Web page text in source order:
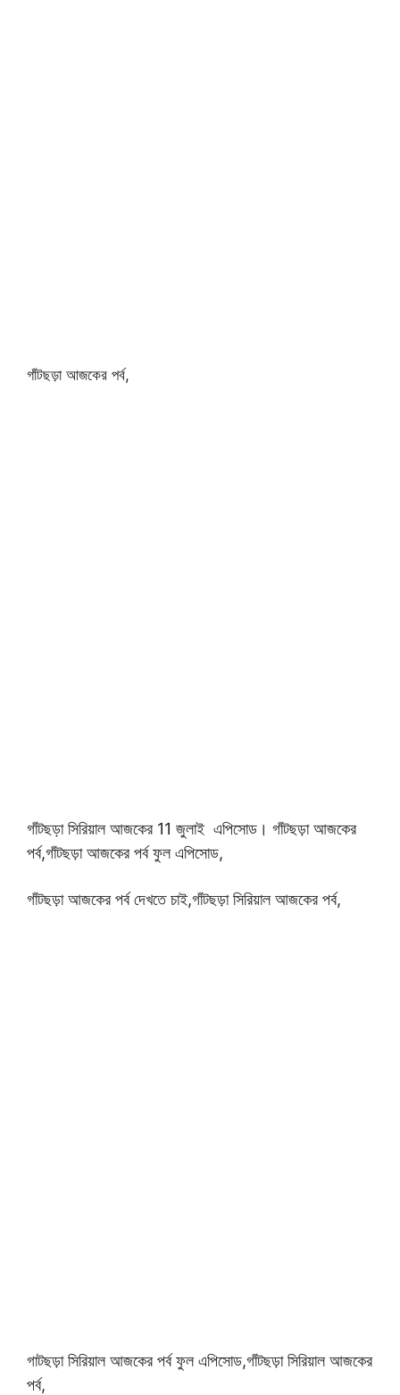
গাঁটছড়া আজকের পর্ব,
গাঁটছড়া সিরিয়াল আজকের 11 জুলাই এপিসোড। গাঁটছড়া আজকের
পর্ব,গাঁটছড়া আজকের পর্ব ফুল এপিসোড,
গাঁটছড়া আজকের পর্ব দেখতে চাই,গাঁটছড়া সিরিয়াল আজকের পর্ব,
গাটছড়া সিরিয়াল আজকের পর্ব ফুল এপিসোড,গাঁটছড়া সিরিয়াল আজকের
পর্ব,